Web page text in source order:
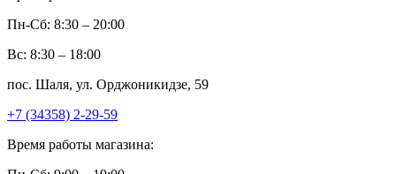
Пн-Сб: 8:30 – 20:00
Вс: 8:30 – 18:00
пос. Шаля, ул. Орджоникидзе, 59
+7 (34358) 2-29-59
Время работы магазина: